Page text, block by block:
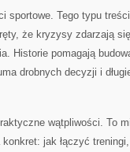
sportowe. Tego typu
że kryzysy zdarzają
Historie pomagają
drobnych decyzji i
wątpliwości. To
jak łączyć